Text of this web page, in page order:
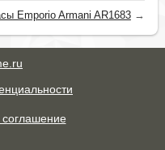
Emporio Armani AR1683→
соглашение